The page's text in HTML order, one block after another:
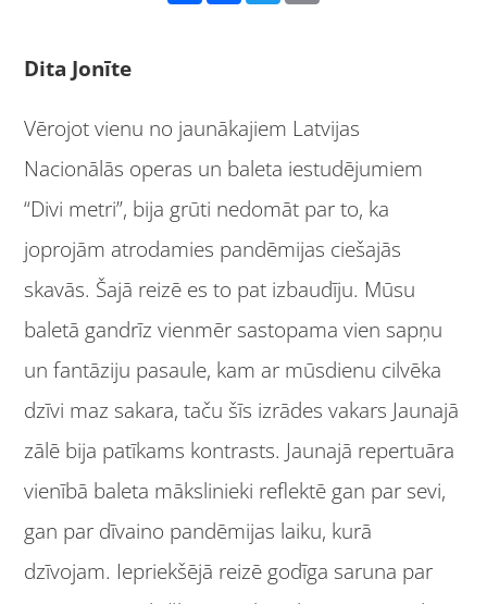
Dita Jonīte
Vērojot vienu no jaunākajiem Latvijas
Nacionālās operas un baleta iestudējumiem
“Divi metri”, bija grūti nedomāt par to, ka
joprojām atrodamies pandēmijas ciešajās
skavās. Šajā reizē es to pat izbaudīju. Mūsu
baletā gandrīz vienmēr sastopama vien sapņu
un fantāziju pasaule, kam ar mūsdienu cilvēka
dzīvi maz sakara, taču šīs izrādes vakars Jaunajā
zālē bija patīkams kontrasts. Jaunajā repertuāra
vienībā baleta mākslinieki reflektē gan par sevi,
gan par dīvaino pandēmijas laiku, kurā
dzīvojam. Iepriekšējā reizē godīga saruna par